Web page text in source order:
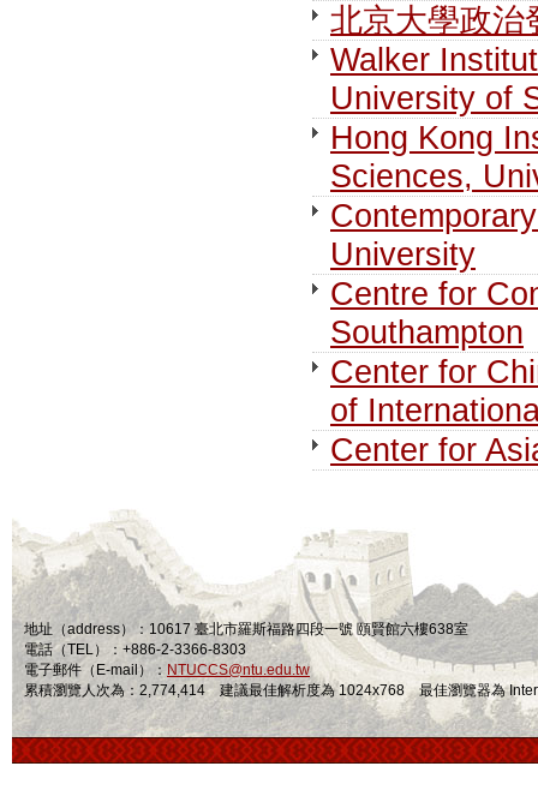
北京大學政治
Walker
University of
Hong Kong
Sciences,
University
Centre for
Southampton
Center for
of
Center for
地址（address）：10617 臺北市羅斯福路四段一號 頤賢館六樓638室
電話（TEL）：+886-2-3366-8303
電子郵件（E-mail）： NTUCCS@ntu.edu.tw
累積瀏覽人次為：2,774,414 建議最佳解析度為 1024x768 最佳瀏覽器為